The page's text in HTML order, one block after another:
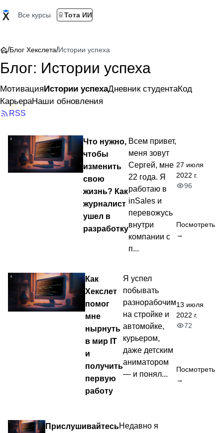
Все курсы Тота ИИ
/Блог Хекслета/Истории успеха
Блог: Истории успеха
МотивацияИстории успехаДневник студентаКод
КарьераНаши обновления
RSS
Что нужно,
чтобы
изменить
свою
жизнь? Как
журналист
ушел в
разработку
Всем привет,
меня зовут
Сергей, мне
22 года. Я
работаю в
inSales и
перевожусь
внутри
компании с
п...
27 июля
2022 г.
96
Посмотреть
→
Как
Хекслет
помог
мне
нырнуть
в мир IT
и
получить
первую
работу
Я успел
побывать
разнорабочим
на стройке и
автомойке,
курьером,
даже детским
аниматором
— и понял...
13 июля
2022 г.
72
Посмотреть
→
ПрислушивайтесьНедавно я